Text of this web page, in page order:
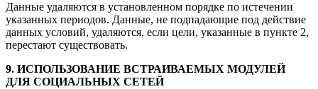
Данные удаляются в установленном порядке по истечении
указанных периодов. Данные, не подпадающие под действие
данных условий, удаляются, если цели, указанные в пункте 2,
перестают существовать.
9. ИСПОЛЬЗОВАНИЕ ВСТРАИВАЕМЫХ МОДУЛЕЙ
ДЛЯ СОЦИАЛЬНЫХ СЕТЕЙ